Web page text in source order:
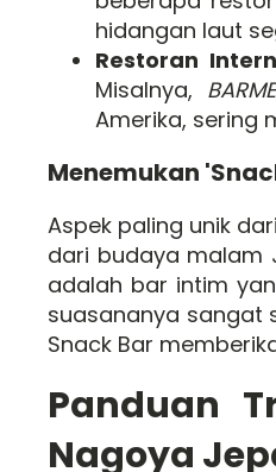
hidangan laut
Restoran
Misalnya,
Amerika, sering
Menemukan
Aspek paling unik dari
dari budaya malam
adalah bar intim
suasananya sangat
Snack Bar
Panduan
Nagoya